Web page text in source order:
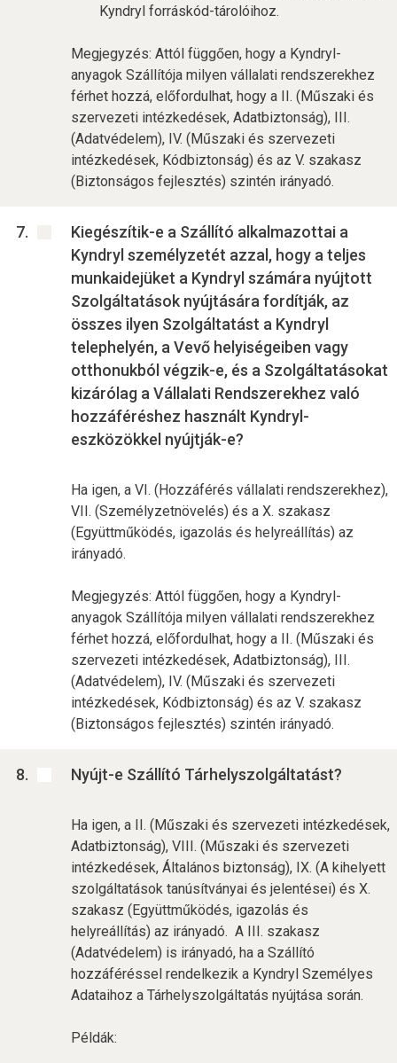
Kyndryl forráskód-tárolóihoz.
Megjegyzés: Attól függően, hogy a Kyndryl-
anyagok Szállítója milyen vállalati rendszerekhez
férhet hozzá, előfordulhat, hogy a II. (Műszaki és
szervezeti intézkedések, Adatbiztonság), III.
(Adatvédelem), IV. (Műszaki és szervezeti
intézkedések, Kódbiztonság) és az V. szakasz
(Biztonságos fejlesztés) szintén irányadó.
Kiegészítik-e a Szállító alkalmazottai a
Kyndryl személyzetét azzal, hogy a teljes
munkaidejüket a Kyndryl számára nyújtott
Szolgáltatások nyújtására fordítják, az
összes ilyen Szolgáltatást a Kyndryl
telephelyén, a Vevő helyiségeiben vagy
otthonukból végzik-e, és a Szolgáltatásokat
kizárólag a Vállalati Rendszerekhez való
hozzáféréshez használt Kyndryl-
eszközökkel nyújtják-e?
Ha igen, a VI. (Hozzáférés vállalati rendszerekhez),
VII. (Személyzetnövelés) és a X. szakasz
(Együttműködés, igazolás és helyreállítás) az
irányadó.
Megjegyzés: Attól függően, hogy a Kyndryl-
anyagok Szállítója milyen vállalati rendszerekhez
férhet hozzá, előfordulhat, hogy a II. (Műszaki és
szervezeti intézkedések, Adatbiztonság), III.
(Adatvédelem), IV. (Műszaki és szervezeti
intézkedések, Kódbiztonság) és az V. szakasz
(Biztonságos fejlesztés) szintén irányadó.
Nyújt-e Szállító Tárhelyszolgáltatást?
Ha igen, a II. (Műszaki és szervezeti intézkedések,
Adatbiztonság), VIII. (Műszaki és szervezeti
intézkedések, Általános biztonság), IX. (A kihelyett
szolgáltatások tanúsítványai és jelentései) és X.
szakasz (Együttműködés, igazolás és
helyreállítás) az irányadó. A III. szakasz
(Adatvédelem) is irányadó, ha a Szállító
hozzáféréssel rendelkezik a Kyndryl Személyes
Adataihoz a Tárhelyszolgáltatás nyújtása során.
Példák: